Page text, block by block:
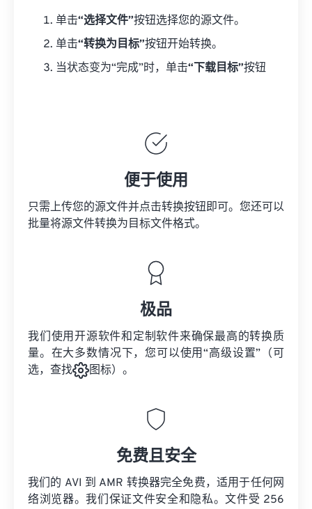
单击“选择文件”按钮选择您的源文件。
单击“转换为目标”按钮开始转换。
当状态变为“完成”时，单击“下载目标”按钮
便于使用
只需上传您的源文件并点击转换按钮即可。您还可以
批量将源文件转换为目标文件格式。
极品
我们使用开源软件和定制软件来确保最高的转换质
量。在大多数情况下，您可以使用“高级设置”（可
选，查找
图标）。
免费且安全
我们的 AVI 到 AMR 转换器完全免费，适用于任何网
络浏览器。我们保证文件安全和隐私。文件受 256